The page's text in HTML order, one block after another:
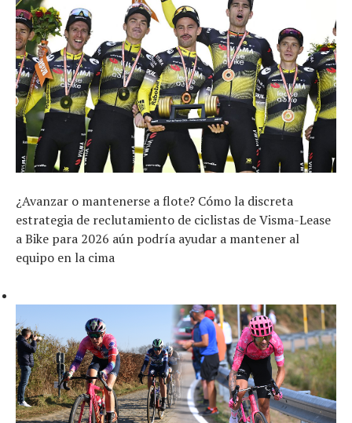
¿Avanzar o mantenerse a flote? Cómo la discreta
estrategia de reclutamiento de ciclistas de Visma-Lease
a Bike para 2026 aún podría ayudar a mantener al
equipo en la cima